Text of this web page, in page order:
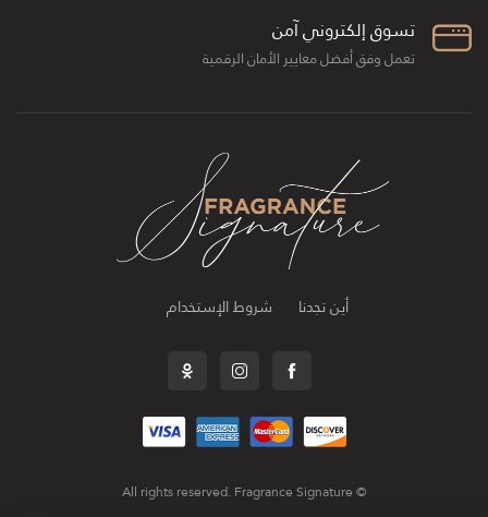
تسوق إلكتروني آمن
تعمل وفق أفضل معايير الأمان الرقمية
أين تجدنا شروط الإستخدام
© All rights reserved. Fragrance Signature